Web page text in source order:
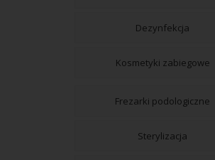
Dezynfekcja
Kosmetyki zabiegowe
Frezarki podologiczne
Sterylizacja